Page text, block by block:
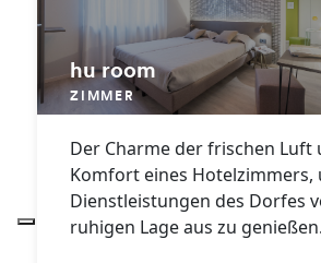
hu room
ZIMMER
Der Charme der frischen Luft
Komfort eines Hotelzimmers,
Dienstleistungen des Dorfes
ruhigen Lage aus zu